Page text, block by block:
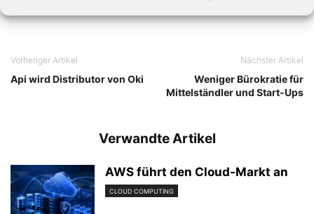
Vorheriger Artikel
Api wird Distributor von Oki
Nächster Artikel
Weniger Bürokratie für
Mittelständler und Start-Ups
Verwandte Artikel
AWS führt den Cloud-Markt an
CLOUD COMPUTING